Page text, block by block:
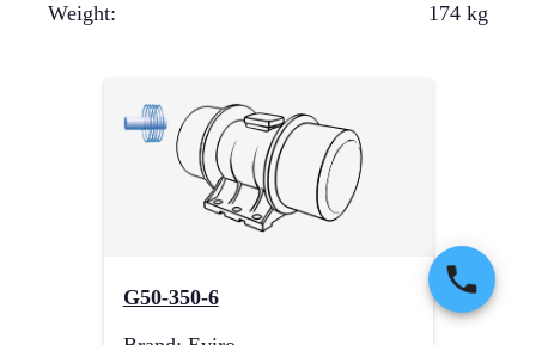
Weight: 174 kg
G50-350-6